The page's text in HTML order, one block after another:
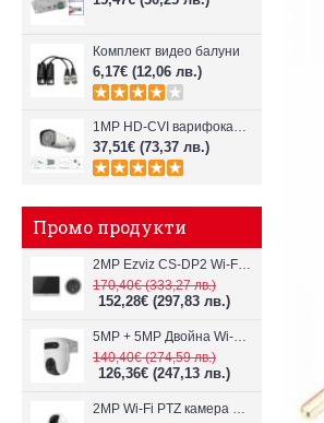
Комплект видео балуни
6,17€ (12,06 лв.)
1MP HD-CVI варифокална 2.7-12mm камера Dahua, IR 30m HAC-HFW1100R-VF
37,51€ (73,37 лв.)
Промо продукти
2MP Ezviz CS-DP2 Wi-Fi видеодомофон
170,40€(333,27 лв.)
152,28€ (297,83 лв.)
5MP + 5MP Двойна Wi-Fi IP камера с два обектива Ezviz CS-H9c
140,40€(274,59 лв.)
126,36€ (247,13 лв.)
2MP Wi-Fi PTZ камерa с микрофон и говорител Ezviz CS-TY1